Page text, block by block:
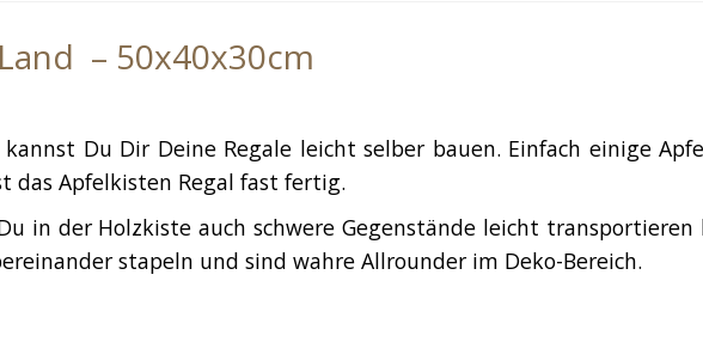
– 50x40x30cm
Du Dir Deine Regale leicht selber bauen. Einfach einige
das Apfelkisten Regal fast fertig.
in der Holzkiste auch schwere Gegenstände leicht
stapeln und sind wahre Allrounder im Deko-Bereich.